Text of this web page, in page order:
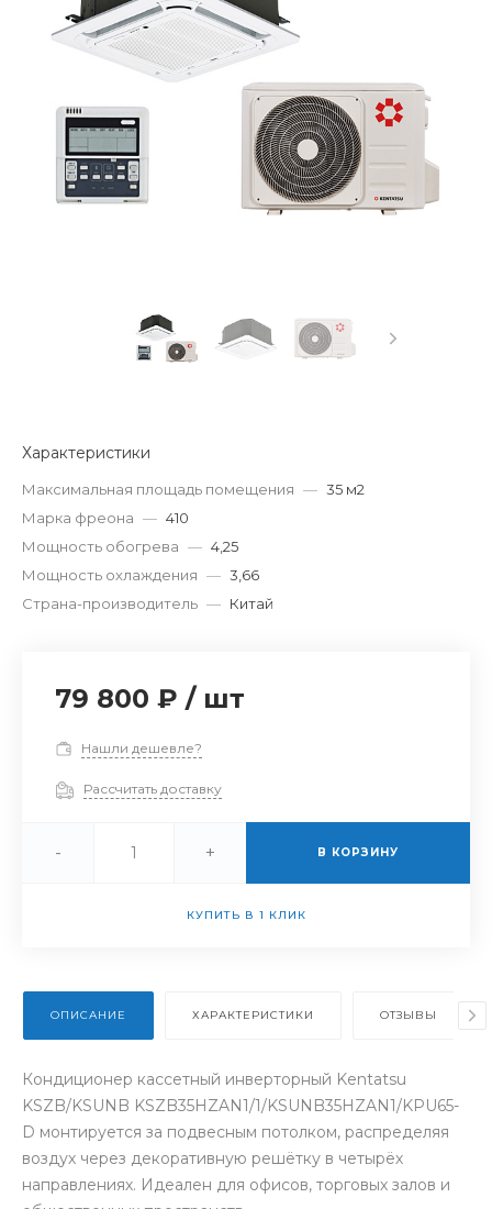
Характеристики
Максимальная площадь помещения — 35 м2
Марка фреона — 410
Мощность обогрева — 4,25
Мощность охлаждения — 3,66
Страна-производитель — Китай
79 800 ₽ / шт
Нашли дешевле?
Рассчитать доставку
- + В КОРЗИНУ
КУПИТЬ В 1 КЛИК
ОПИСАНИЕ ХАРАКТЕРИСТИКИ ОТЗЫВЫ
Кондиционер кассетный инверторный Kentatsu
KSZB/KSUNB KSZB35HZAN1/1/KSUNB35HZAN1/KPU65-
D монтируется за подвесным потолком, распределяя
воздух через декоративную решётку в четырёх
направлениях. Идеален для офисов, торговых залов и